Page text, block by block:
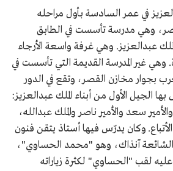
في عمر السادسة بأول مراحله
وهي مدرسة تأسست في الطابق
عبدالعزيز. وهي غرفة واسعة الأرجاء
وهي غير المدرسة القديمة التي تأسست في
بجوار مخازن القصر، وتقع في الدور
الجيل الأول من أبناء الملك عبدالعزيز:
سعد والأمير ناصر والملك عبدالله،
وكان يدرّس فيها أستاذ يتقن فنون
الشائعة آنذاك، وهو "محمد الحساوي"،
لقب "الحساوي" لكثرة زياراته